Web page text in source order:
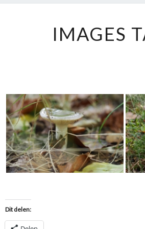
IMAGES
Dit delen: